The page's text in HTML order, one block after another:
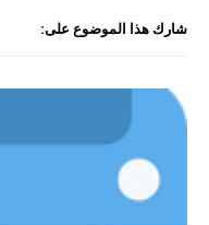
شارك هذا الموضوع على: